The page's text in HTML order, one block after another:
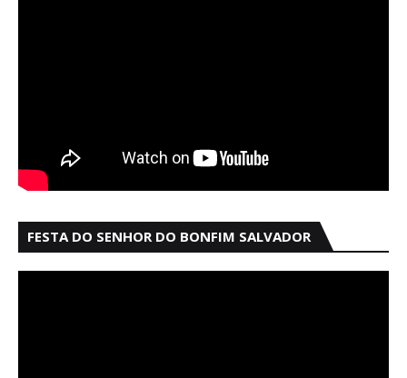
FESTA DO SENHOR DO BONFIM SALVADOR